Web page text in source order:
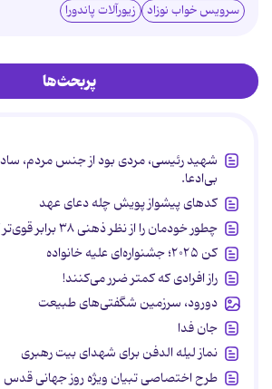
سرویس خواب نوزاد زیورآلات پاندورا
پربحث‌ها
شهید رئیسی، مردی بود از جنس مردم،
بی‌ادعا.
کدهای پیشواز پویش چله دعای عهد
چطور خودمان را از نظر ذهنی ۳۸ برابر قوی‌تر کنیم؟
کن ۲۰۲۵؛ جشنواره‌ای علیه خانواده
راز افرادی که کمتر ضرر می‌کنند!
دورود، سرزمین شگفتی‌های طبیعت
جان فدا
نماز لیله الدفن برای شهدای بیت رهبری
طرح اختصاصی تبیان ویژه روز جهانی قدس